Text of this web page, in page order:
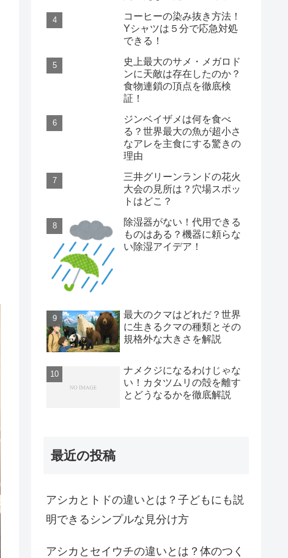
コーヒーの染み抜き方法！
Yシャツは５分で応急対処
できる！
史上最大のサメ・メガロド
ンに天敵は存在したのか？
食物連鎖の頂点を徹底検
証！
ジンベイザメは何を食べ
る？世界最大の魚が超小さ
なアレを主食にする驚きの
理由
三井グリーンランドの花火
大会の見所は？穴場スポッ
トはどこ？
除湿器がない！代用できる
ものはある？機器に頼らな
い除湿アイデア！
最大のクマはどれだ？世界
に生きるクマの種類とその
規格外な大きさを解説
ナメクジになるわけじゃな
い！カタツムリの殻を離す
とどうなるかを徹底解説
最近の投稿
アシカとトドの違いとは？子どもにも説
明できるシンプルな見分け方
アシカとセイウチの違いとは？体のつく